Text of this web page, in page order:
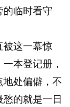
临时看守
这一幕惊
本登记册，
处偏僻，不
的就是一日